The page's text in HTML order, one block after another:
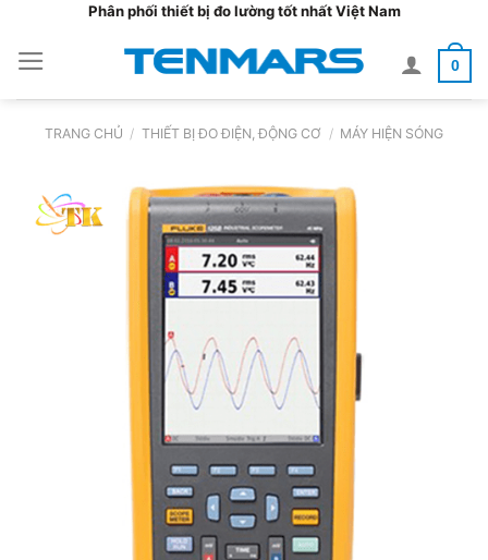
nội
dung
Phân phối thiết bị đo lường tốt nhất Việt Nam
0
TRANG CHỦ / THIẾT BỊ ĐO ĐIỆN, ĐỘNG CƠ / MÁY HIỆN SÓNG